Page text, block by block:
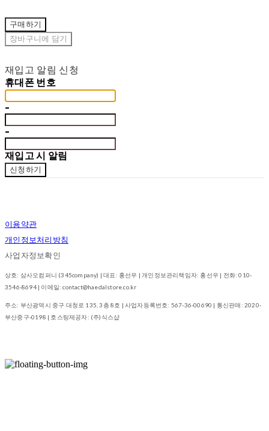
구매하기
장바구니에 담기
재입고 알림 신청
휴대폰 번호
-
-
재입고 시 알림
신청하기
이용약관
개인정보처리방침
사업자정보확인
상호: 삼사오컴퍼니 (345company) | 대표: 홍선우 | 개인정보관리책임자: 홍선우 | 전화: 010-
3546-8694 | 이메일: contact@haedalstore.co.kr
주소: 부산광역시 중구 대청로 135, 3층 8호 | 사업자등록번호: 567-36-00690 | 통신판매:2020-
부산중구-0198 | 호스팅제공자: (주)식스샵